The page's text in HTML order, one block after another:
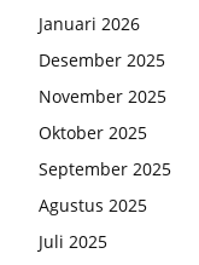
Januari 2026
Desember 2025
November 2025
Oktober 2025
September 2025
Agustus 2025
Juli 2025